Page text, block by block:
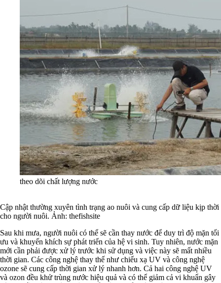
theo dõi chất lượng nước
Cập nhật thường xuyên tình trạng ao nuôi và cung cấp dữ liệu kịp thời
cho người nuôi. Ảnh: thefishsite
Sau khi mưa, người nuôi có thể sẽ cần thay nước để duy trì độ mặn tối
ưu và khuyến khích sự phát triển của hệ vi sinh. Tuy nhiên, nước mặn
mới cần phải được xử lý trước khi sử dụng và việc này sẽ mất nhiều
thời gian. Các công nghệ thay thế như chiếu xạ UV và công nghệ
ozone sẽ cung cấp thời gian xử lý nhanh hơn. Cả hai công nghệ UV
và ozon đều khử trùng nước hiệu quả và có thể giảm cả vi khuẩn gây